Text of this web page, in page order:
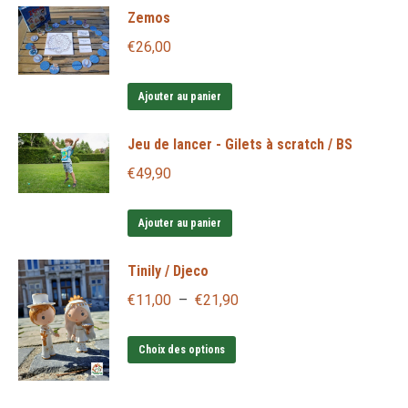
Zemos
€26,00
Ajouter au panier
Jeu de lancer - Gilets à scratch / BS
€49,90
Ajouter au panier
Tinily / Djeco
€11,00 – €21,90Plage
Choix des options